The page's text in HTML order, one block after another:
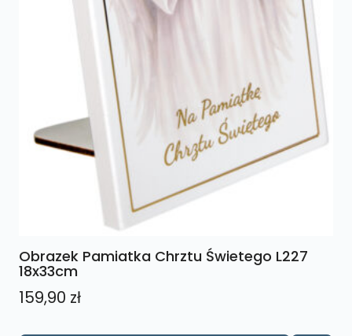
Obrazek Pamiatka Chrztu Świetego L227
18x33cm
159,90 zł